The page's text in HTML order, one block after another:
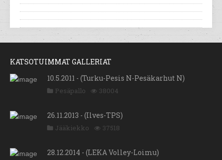
KATSOTUIMMAT GALLERIAT
10.5.2011 - (Turku-Pesis N-Pesäkarhut N)
Pesäpallo 38004
26.11.2013 - (Ilves-TPS)
Jääkiekko 37518
28.12.2014 - (LEKA Volley-Loimu)